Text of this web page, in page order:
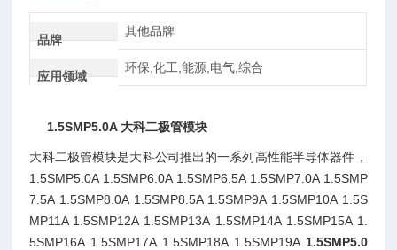
品牌
其他品牌
应用领域
环保,化工,能源,电气,综合
1.5SMP5.0A 大科二极管模块
大科二极管模块是大科公司推出的一系列高性能半导体器件，
1.5SMP5.0A 1.5SMP6.0A 1.5SMP6.5A 1.5SMP7.0A 1.5SMP
7.5A 1.5SMP8.0A 1.5SMP8.5A 1.5SMP9A 1.5SMP10A 1.5S
MP11A 1.5SMP12A 1.5SMP13A 1.5SMP14A 1.5SMP15A 1.
5SMP16A 1.5SMP17A 1.5SMP18A 1.5SMP19A 1.5SMP5.0